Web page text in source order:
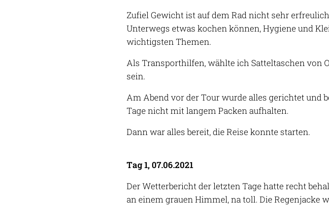
Zufiel Gewicht ist auf dem Rad nicht sehr
Unterwegs etwas kochen können, Hygiene und
wichtigsten Themen.
Als Transporthilfen, wählte ich Satteltaschen von
sein.
Am Abend vor der Tour wurde alles gerichtet
Tage nicht mit langem Packen aufhalten.
Dann war alles bereit, die Reise konnte starten.
Tag 1, 07.06.2021
Der Wetterbericht der letzten Tage hatte recht
an einem grauen Himmel, na toll. Die Regenjacke